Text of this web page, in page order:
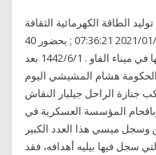
الطاقة الكهرمائية الثقافة
تعتزم انشاء متحف العراق الكبير . 2021/01/20 07:36:21 ; بحضور 40
خبيرا.. الشركة الكورية تباشر اعمالها في ميناء الفاو . 1‏‏/6‏‏/1442 بعد
هشام المشيشي اليوم
2020 خلال موكب جنازة الراحل جيلبار النقاش
المؤسسة العسكرية في
وسجل ميسي هذا العدد الكبير
سجل فيها بيليه أهدافه، فقد